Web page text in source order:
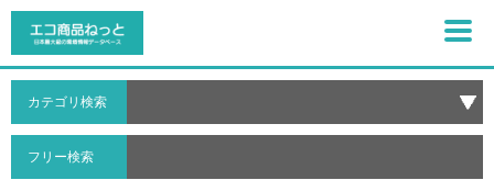
カテゴリ検索
フリー検索